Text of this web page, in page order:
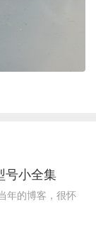
号小全集
年的博客，很怀